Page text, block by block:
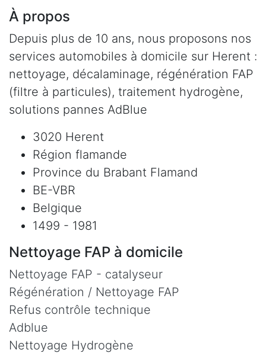
À propos
Depuis plus de 10 ans, nous proposons nos
services automobiles à domicile sur Herent :
nettoyage, décalaminage, régénération FAP
(filtre à particules), traitement hydrogène,
solutions pannes AdBlue
3020 Herent
Région flamande
Province du Brabant Flamand
BE-VBR
Belgique
1499 - 1981
Nettoyage FAP à domicile
Nettoyage FAP - catalyseur
Régénération / Nettoyage FAP
Refus contrôle technique
Adblue
Nettoyage Hydrogène